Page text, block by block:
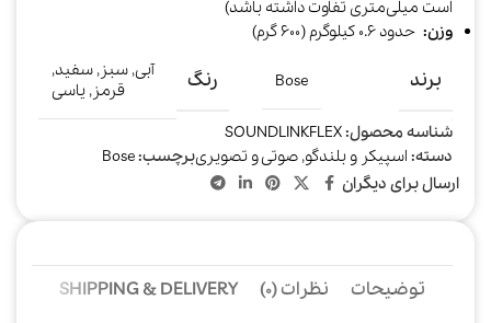
است میلی‌متری تفاوت داشته باشد)​
وزن: حدود ۰.۶ کیلوگرم (۶۰۰ گرم)​
برند Bose رنگ آبی, سبز, سفید,
قرمز, یاسی
شناسه محصول:SOUNDLINKFLEX
دسته: اسپیکر و بلندگو, صوتی و تصویریبرچسب:Bose
ارسال برای دیگران
توضیحات نظرات (0) SHIPPING & DELIVERY